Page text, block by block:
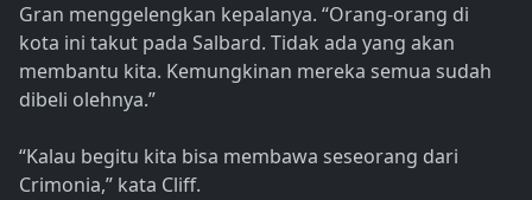
Gran menggelengkan kepalanya. “Orang-orang di
kota ini takut pada Salbard. Tidak ada yang akan
membantu kita. Kemungkinan mereka semua sudah
dibeli olehnya.”
“Kalau begitu kita bisa membawa seseorang dari
Crimonia,” kata Cliff.